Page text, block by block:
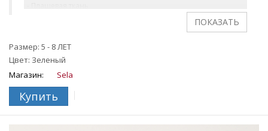
- Флисовая подкладка
Размер: 5 - 8 ЛЕТ
Цвет: Зеленый
Магазин:
Sela
Купить